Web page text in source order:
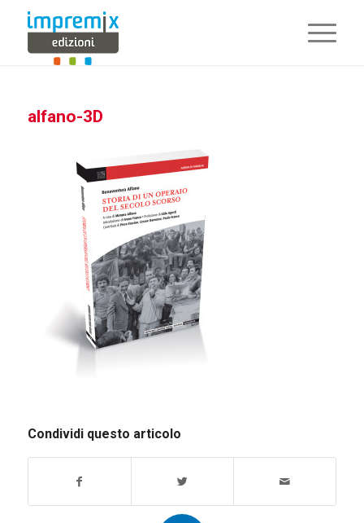
alfano-3D
Condividi questo articolo